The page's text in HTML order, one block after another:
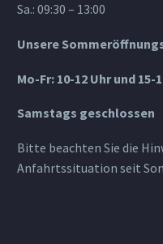
Sa.: 09:30 – 13:00
Unsere
Mo-Fr: 10-12 Uhr und 15-
Samstags geschlossen
Bitte beachten Sie die
Anfahrtssituation seit